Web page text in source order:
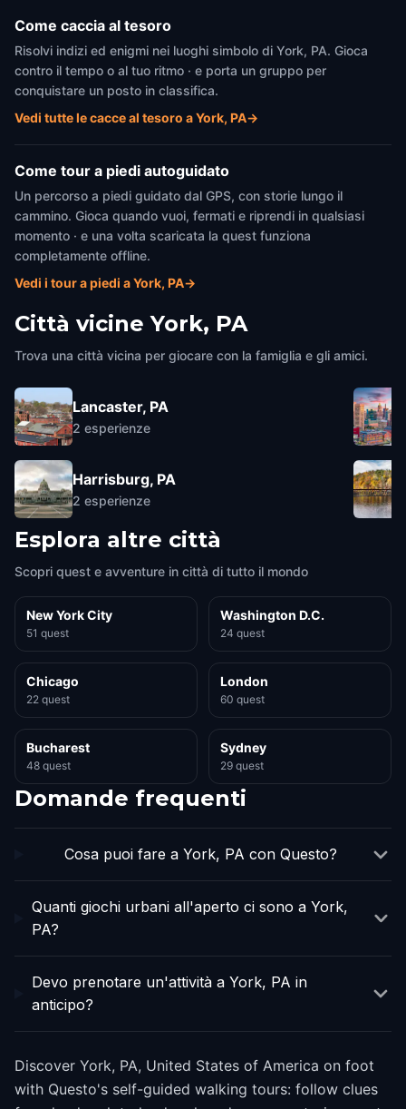
Come caccia al tesoro
Risolvi indizi ed enigmi nei luoghi simbolo di York, PA. Gioca
contro il tempo o al tuo ritmo · e porta un gruppo per
conquistare un posto in classifica.
Vedi tutte le cacce al tesoro a York, PA→
Come tour a piedi autoguidato
Un percorso a piedi guidato dal GPS, con storie lungo il
cammino. Gioca quando vuoi, fermati e riprendi in qualsiasi
momento · e una volta scaricata la quest funziona
completamente offline.
Vedi i tour a piedi a York, PA→
Città vicine York, PA
Trova una città vicina per giocare con la famiglia e gli amici.
Lancaster, PA
2 esperienze
Harrisburg, PA
2 esperienze
Esplora altre città
Scopri quest e avventure in città di tutto il mondo
New York City
51 quest
Washington D.C.
24 quest
Chicago
22 quest
London
60 quest
Bucharest
48 quest
Sydney
29 quest
Domande frequenti
Cosa puoi fare a York, PA con Questo?
Quanti giochi urbani all'aperto ci sono a York,
PA?
Devo prenotare un'attività a York, PA in
anticipo?
Discover York, PA, United States of America on foot
with Questo's self-guided walking tours: follow clues